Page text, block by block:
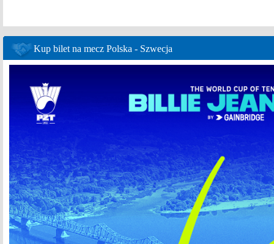
Kup bilet na mecz Polska - Szwecja